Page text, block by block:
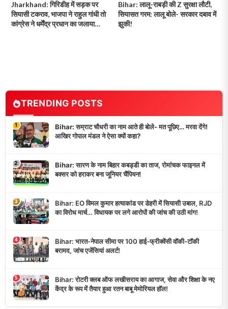
Jharkhand: गिरिडीह में सड़क पर
सियासी टकराव, भाजपा ने राहुल गांधी तो
कांग्रेस ने धर्मेंद्र प्रधान का जलाया
Bihar: लालू-राबड़ी की Z सुरक्षा लौटी,
सियासत गरम: लालू बोले- सरकार दबाव में
झुकी!
TRENDING POSTS
1
Bihar: सम्राट चौधरी का नाम आते ही बोले- मत पूछिए… मरवा देंगे!
आखिर गोपाल मंडल ने ऐसा क्यों कहा?
2
Bihar: सारण के नाम बिहार कबड्डी का ताज, रोमांचक फाइनल में
बक्सर को हराकर बना जूनियर चैंपियन!
3
Bihar: EO विमल कुमार हत्याकांड पर डेहरी में सियासी उबाल, RJD
का विरोध मार्च… विधायक पर लगे आरोपों की जांच की उठी मांग!
4
Bihar: भारत-नेपाल सीमा पर 100 हाई-फ्रीक्वेंसी वॉकी-टॉकी
बरामद, जांच एजेंसियां अलर्ट!
5
Bihar: रोटरी क्लब ऑफ लखीसराय का आगाज, सेवा और शिक्षा के नए
केंद्र के रूप में तैयार हुआ रतन बाबू मेमोरियल हॉल!